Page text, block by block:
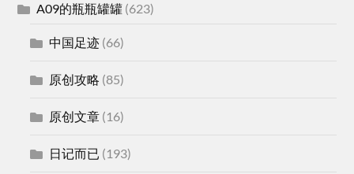
A09的瓶瓶罐罐 (623)
中国足迹 (66)
原创攻略 (85)
原创文章 (16)
日记而已 (193)